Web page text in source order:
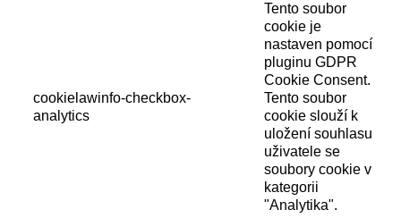
cookielawinfo-checkbox-
analytics
Tento soubor
cookie je
nastaven pomocí
pluginu GDPR
Cookie Consent.
Tento soubor
cookie slouží k
uložení souhlasu
uživatele se
soubory cookie v
kategorii
"Analytika".